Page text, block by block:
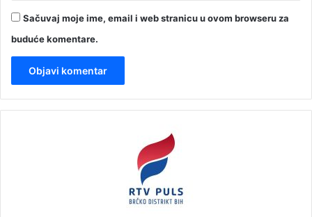
Sačuvaj moje ime, email i web stranicu u ovom browseru za
buduće komentare.